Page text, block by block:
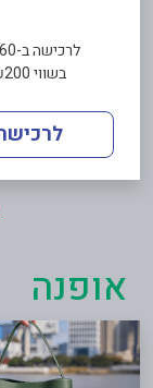
לרכישה ב-₪160
בשווי ₪200
אופנה